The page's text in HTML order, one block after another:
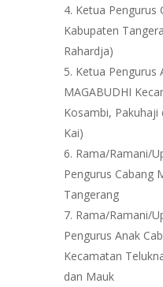
Ketua Pengurus
Kabupaten
Rahardja)
Ketua Pengurus
MAGABUDHI
Kosambi, Pakuhaji
Kai)
Rama/Ramani/
Pengurus Cabang
Tangerang
Rama/Ramani/
Pengurus Anak
Kecamatan
dan Mauk